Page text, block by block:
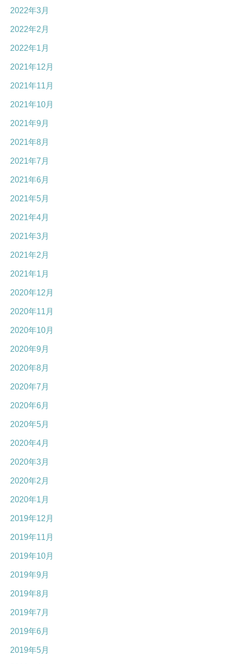
2022年3月
2022年2月
2022年1月
2021年12月
2021年11月
2021年10月
2021年9月
2021年8月
2021年7月
2021年6月
2021年5月
2021年4月
2021年3月
2021年2月
2021年1月
2020年12月
2020年11月
2020年10月
2020年9月
2020年8月
2020年7月
2020年6月
2020年5月
2020年4月
2020年3月
2020年2月
2020年1月
2019年12月
2019年11月
2019年10月
2019年9月
2019年8月
2019年7月
2019年6月
2019年5月